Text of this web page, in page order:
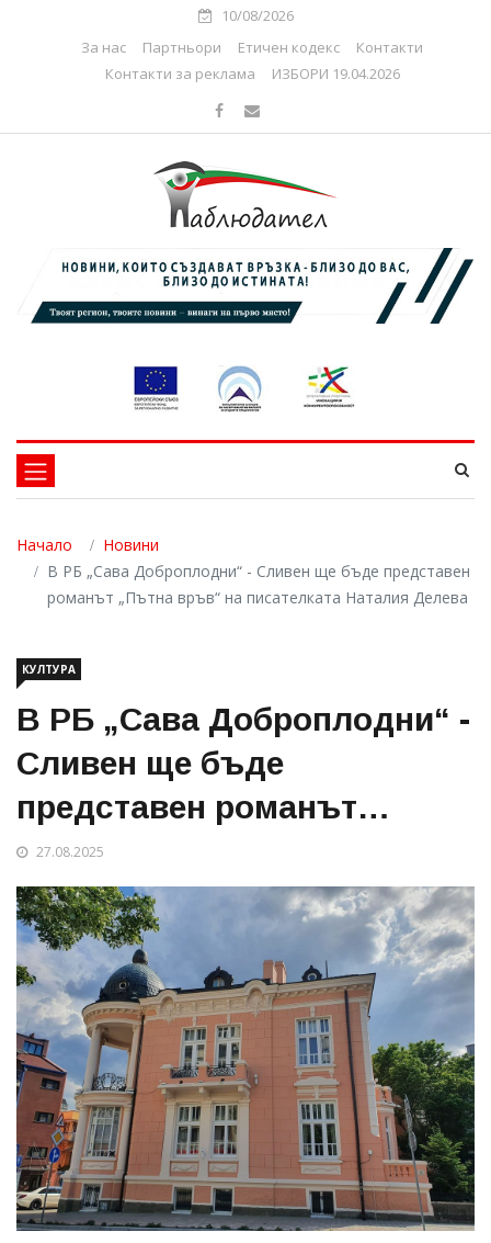
10/08/2026
За нас
Партньори Етичен кодекс
Контакти
Контакти за реклама
ИЗБОРИ 19.04.2026
Начало
Новини
В РБ „Сава Доброплодни“ - Сливен ще бъде представен
романът „Пътна връв“ на писателката Наталия Делева
КУЛТУРА
В РБ „Сава Доброплодни“ -
Сливен ще бъде
представен романът
„Пътна връв“ на
писателката Наталия
Делева
27.08.2025